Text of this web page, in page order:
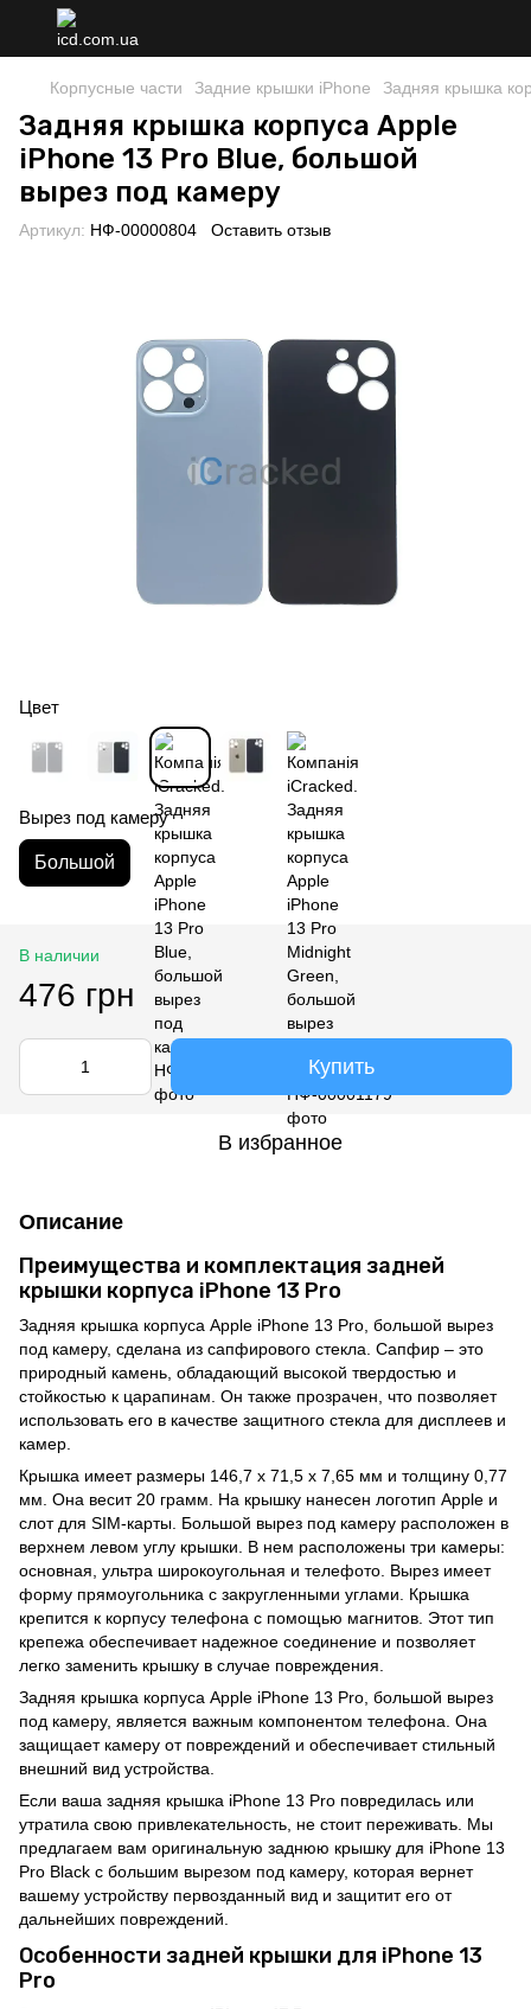
Корпусные части Задние крышки iPhone Задняя крышка
Задняя крышка корпуса Apple
iPhone 13 Pro Blue, большой
вырез под камеру
Артикул: НФ-00000804 Оставить отзыв
Цвет
Вырез под камеру
Большой
В наличии
476 грн
Купить
В избранное
Описание
Преимущества и комплектация задней
крышки корпуса iPhone 13 Pro
Задняя крышка корпуса Apple iPhone 13 Pro, большой вырез
под камеру, сделана из сапфирового стекла. Сапфир – это
природный камень, обладающий высокой твердостью и
стойкостью к царапинам. Он также прозрачен, что позволяет
использовать его в качестве защитного стекла для дисплеев и
камер.
Крышка имеет размеры 146,7 x 71,5 x 7,65 мм и толщину 0,77
мм. Она весит 20 грамм. На крышку нанесен логотип Apple и
слот для SIM-карты. Большой вырез под камеру расположен в
верхнем левом углу крышки. В нем расположены три камеры:
основная, ультра широкоугольная и телефото. Вырез имеет
форму прямоугольника с закругленными углами. Крышка
крепится к корпусу телефона с помощью магнитов. Этот тип
крепежа обеспечивает надежное соединение и позволяет
легко заменить крышку в случае повреждения.
Задняя крышка корпуса Apple iPhone 13 Pro, большой вырез
под камеру, является важным компонентом телефона. Она
защищает камеру от повреждений и обеспечивает стильный
внешний вид устройства.
Если ваша задняя крышка iPhone 13 Pro повредилась или
утратила свою привлекательность, не стоит переживать. Мы
предлагаем вам оригинальную заднюю крышку для iPhone 13
Pro Black с большим вырезом под камеру, которая вернет
вашему устройству первозданный вид и защитит его от
дальнейших повреждений.
Особенности задней крышки для iPhone 13
Pro